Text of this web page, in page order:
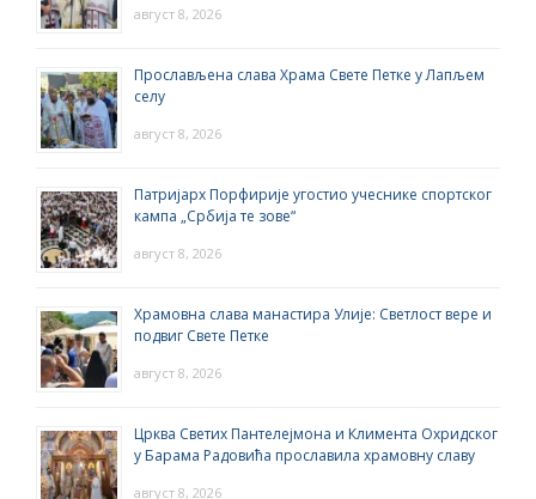
август 8, 2026
Прослављена слава Храма Свете Петке у Лапљем
селу
август 8, 2026
Патријарх Порфирије угостио учеснике спортског
кампа „Србија те зове“
август 8, 2026
Храмовна слава манастира Улије: Светлост вере и
подвиг Свете Петке
август 8, 2026
Црква Светих Пантелејмона и Климента Охридског
у Барама Радовића прославила храмовну славу
август 8, 2026